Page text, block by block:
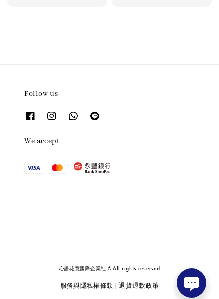
Follow us
We accept
心語花意國際企業社 © All rights reserved
服務與隱私權條款 |退貨退款政策